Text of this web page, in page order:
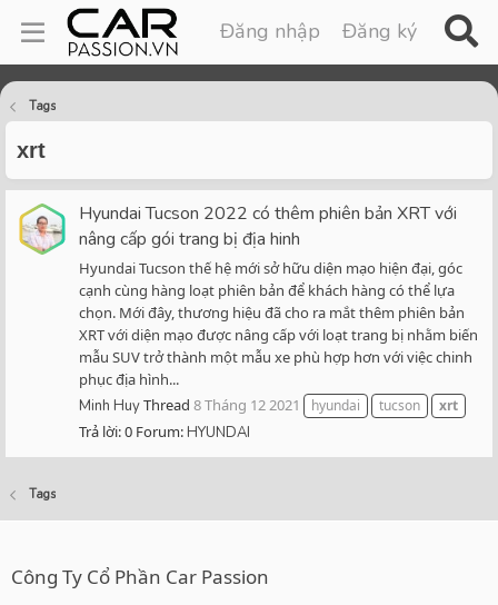
Đăng nhập Đăng ký
Tags
xrt
Hyundai Tucson 2022 có thêm phiên bản XRT với
nâng cấp gói trang bị địa hinh
Hyundai Tucson thế hệ mới sở hữu diện mạo hiện đại, góc
cạnh cùng hàng loạt phiên bản để khách hàng có thể lựa
chọn. Mới đây, thương hiệu đã cho ra mắt thêm phiên bản
XRT với diện mạo được nâng cấp với loạt trang bị nhằm biến
mẫu SUV trở thành một mẫu xe phù hợp hơn với việc chinh
phục địa hình...
Minh HuyThread 8 Tháng 12 2021 hyundai tucson xrt
Trả lời: 0 Forum:HYUNDAI
Tags
Công Ty Cổ Phần Car Passion